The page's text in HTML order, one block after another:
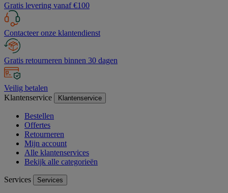
Gratis levering vanaf €100
Contacteer onze klantendienst
Gratis retourneren binnen 30 dagen
Veilig betalen
Klantenservice
Klantenservice
Bestellen
Offertes
Retourneren
Mijn account
Alle klantenservices
Bekijk alle categorieën
Services Services